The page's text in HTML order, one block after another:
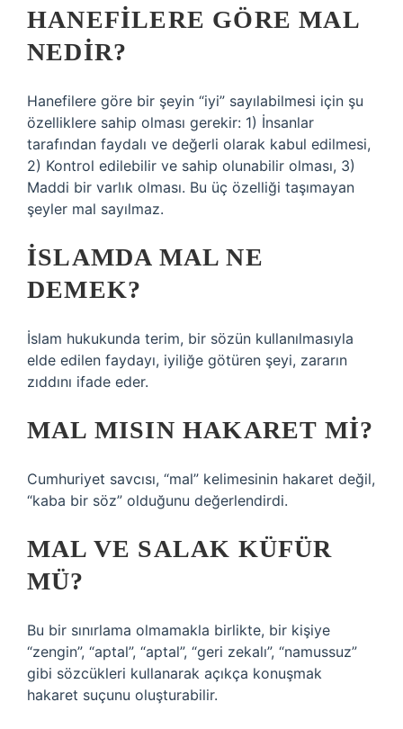
HANEFILERE GÖRE MAL
NEDIR?
Hanefilere göre bir şeyin “iyi” sayılabilmesi için şu
özelliklere sahip olması gerekir: 1) İnsanlar
tarafından faydalı ve değerli olarak kabul edilmesi,
2) Kontrol edilebilir ve sahip olunabilir olması, 3)
Maddi bir varlık olması. Bu üç özelliği taşımayan
şeyler mal sayılmaz.
İSLAMDA MAL NE
DEMEK?
İslam hukukunda terim, bir sözün kullanılmasıyla
elde edilen faydayı, iyiliğe götüren şeyi, zararın
zıddını ifade eder.
MAL MISIN HAKARET MI?
Cumhuriyet savcısı, “mal” kelimesinin hakaret değil,
“kaba bir söz” olduğunu değerlendirdi.
MAL VE SALAK KÜFÜR
MÜ?
Bu bir sınırlama olmamakla birlikte, bir kişiye
“zengin”, “aptal”, “aptal”, “geri zekalı”, “namussuz”
gibi sözcükleri kullanarak açıkça konuşmak
hakaret suçunu oluşturabilir.